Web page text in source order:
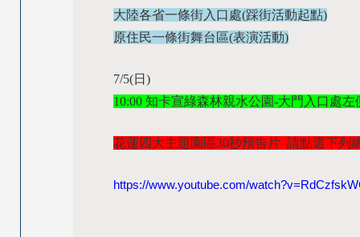
大陸各省一條街入口處(踩街活動起點)
原住民一條街舞台區(表演活動)
7/5(日)
10:00 知卡宣綠森林親水公園-大門入口處左
花蓮四大主題園區30秒預告片 請點選下列
https://www.youtube.com/